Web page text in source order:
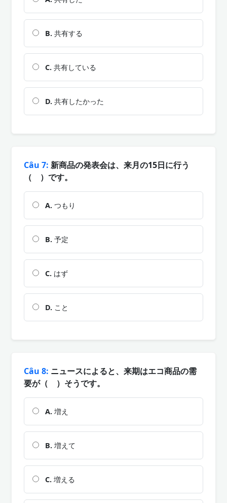
B. 共有する
C. 共有している
D. 共有したかった
Câu 7: 新商品の発表会は、来月の15日に行う
（ ）です。
A. つもり
B. 予定
C. はず
D. こと
Câu 8: ニュースによると、来期はエコ商品の需
要が（ ）そうです。
A. 増え
B. 増えて
C. 増える